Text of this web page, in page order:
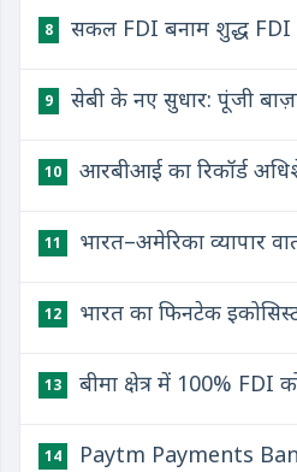
8 सकल FDI बनाम शुद्ध FDI
9 सेबी के नए सुधार: पूंजी
10 आरबीआई का रिकॉर्ड
11 भारत–अमेरिका व्यापार
12 भारत का फिनटेक
13 बीमा क्षेत्र में 100% FDI
14
Paytm Payments